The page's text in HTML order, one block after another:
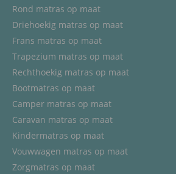
Rond matras op maat
Driehoekig matras op maat
Frans matras op maat
Trapezium matras op maat
Rechthoekig matras op maat
Bootmatras op maat
Camper matras op maat
Caravan matras op maat
Kindermatras op maat
Vouwwagen matras op maat
Zorgmatras op maat